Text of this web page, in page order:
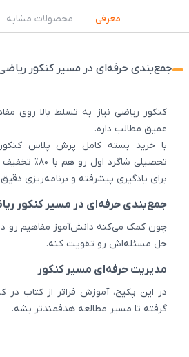
معرفی محصولات مشابه
جمع‌بندی حرفه‌ای در مسیر کنکور
کنکور ریاضی نیاز به تسلط بالا روی
عمیق مطالب داره.
با خرید بسته کامل پرش پلاس
تحصیلی شاگرد
برای یادگیری پیشرفته و برنامه‌ریزی دقیق.
جمع‌بندی حرفه‌ای در مسیر کنکور
چون کمک می‌کنه دانش‌آموز مفاهیم رو
حل مسئله‌اش رو تقویت کنه.
مدیریت حرفه‌ای مسیر کنکور
در این پکیج، آموزش فراتر از کتاب در
گرفته تا مسیر مطالعه هدفمندتر بشه.